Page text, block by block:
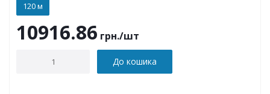
120 м
10916.86 грн./шт
До кошика